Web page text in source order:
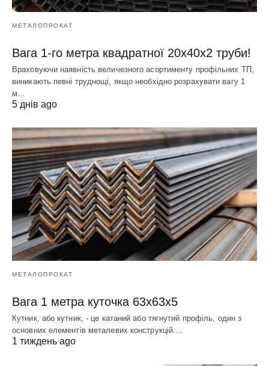
МЕТАЛОПРОКАТ
Вага 1-го метра квадратної 20х40х2 труби!
Враховуючи наявність величезного асортименту профільних ТП,
виникають певні труднощі, якщо необхідно розрахувати вагу 1
м…
5 днів ago
МЕТАЛОПРОКАТ
Вага 1 метра куточка 63х63х5
Кутник, або кутник, - це катаний або тягнутий профіль, один з
основних елементів металевих конструкцій.…
1 тиждень ago